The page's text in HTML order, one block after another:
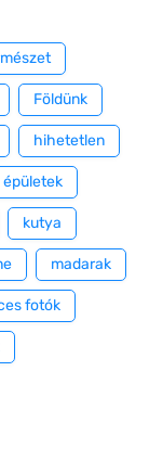
Földünk
hihetetlen
épületek
kutya
madarak
fotók